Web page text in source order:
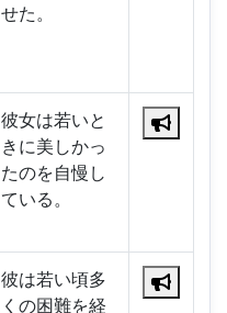
せた。
彼女は若いと
きに美しかっ
たのを自慢し
ている。
彼は若い頃多
くの困難を経